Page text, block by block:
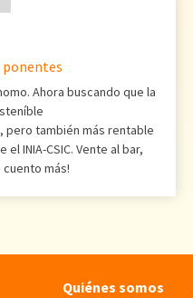
ponentes
Ahora buscando que la
pero también más rentable
INIA-CSIC. Vente al bar,
más!
Quiénes somos